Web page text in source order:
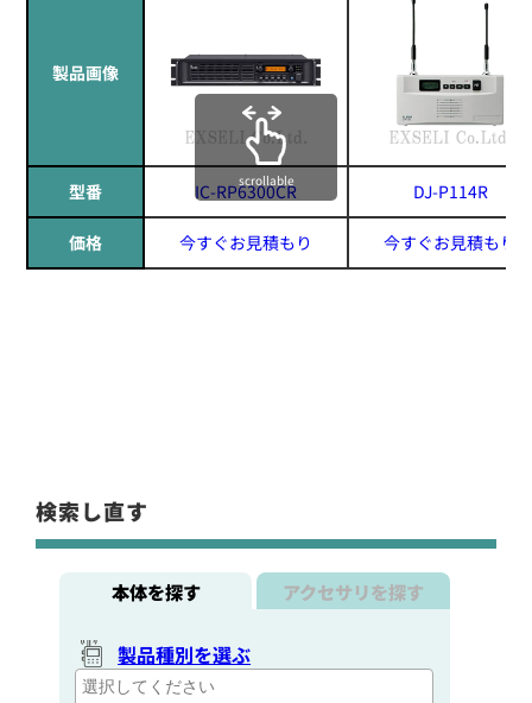
製品画像
型番 IC-RP6300CR DJ-P114R
価格 今すぐお見積もり 今すぐお見積もり
scrollable
検索し直す
本体を探す アクセサリを探す
製品種別を選ぶ